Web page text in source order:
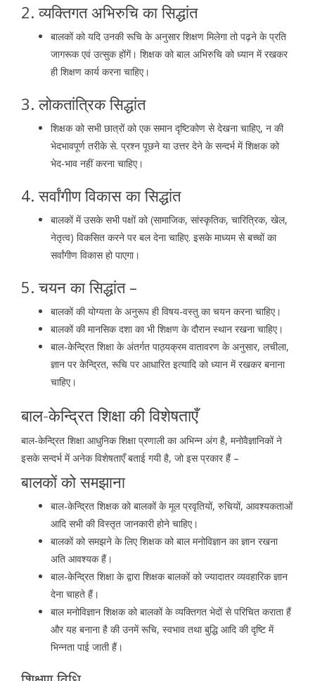
2. व्यक्तिगत अभिरुचि का सिद्धांत
बालकों को यदि उनकी रूचि के अनुसार शिक्षण मिलेगा तो पढ़ने के प्रति
जागरूक एवं उत्सुक होंगें। शिक्षक को बाल अभिरुचि को ध्यान में रखकर
ही शिक्षण कार्य करना चाहिए ।
3. लोकतांत्रिक सिद्धांत
शिक्षक को सभी छात्रों को एक समान दृष्टिकोण से देखना चाहिए, न की
भेदभावपूर्ण तरीके से. प्रश्न पूछने या उत्तर देने के सन्दर्भ में शिक्षक को
भेद-भाव नहीं करना चाहिए ।
4. सर्वांगीण विकास का सिद्धांत
बालकों में उसके सभी पक्षों को (सामाजिक, सांस्कृतिक, चारित्रिक, खेल,
नेतृत्व) विकसित करने पर बल देना चाहिए. इसके माध्यम से बच्चों का
सर्वांगीण विकास हो पाएगा।
5. चयन का सिद्धांत –
बालकों की योग्यता के अनुरूप ही विषय-वस्तु का चयन करना चाहिए ।
बालकों की मानसिक दशा का भी शिक्षण के दौरान स्थान रखना चाहिए ।
बाल-केन्द्रित शिक्षा के अंतर्गत पाठ्यक्रम वातावरण के अनुसार, लचीला,
ज्ञान पर केन्द्रित, रूचि पर आधारित इत्यादि को ध्यान में रखकर बनाना
चाहिए ।
बाल-केन्द्रित शिक्षा की विशेषताएँ
बाल-केन्द्रित शिक्षा आधुनिक शिक्षा प्रणाली का अभिन्न अंग है, मनोवैज्ञानिकों ने
इसके सन्दर्भ में अनेक विशेषताएँ बताई गयी है, जो इस प्रकार हैं –
बालकों को समझाना
बाल-केन्द्रित शिक्षक को बालकों के मूल प्रवृतियों, रुचियों, आवश्यकताओं
आदि सभी की विस्तृत जानकारी होने चाहिए।
बालकों को समझने के लिए शिक्षक को बाल मनोविज्ञान का ज्ञान रखना
अति आवश्यक हैं।
बाल-केन्द्रित शिक्षा के द्वारा शिक्षक बालकों को ज्यादातर व्यवहारिक ज्ञान
देना चाहते हैं।
बाल मनोविज्ञान शिक्षक को बालकों के व्यक्तिगत भेदों से परिचित कराता हैं
और यह बनाना है की उनमें रूचि, स्वभाव तथा बुद्धि आदि की दृष्टि में
भिन्नता पाई जाती हैं।